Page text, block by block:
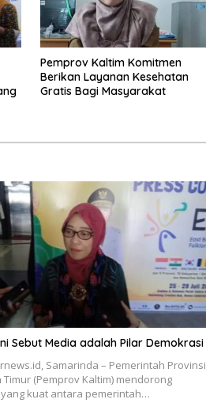
Pemprov Kaltim Komitmen
Berikan Layanan Kesehatan
Gratis Bagi Masyarakat
Sebut Media adalah Pilar Demokrasi
Samarinda – Pemerintah Provinsi
Timur (Pemprov Kaltim) mendorong
kuat antara pemerintah…